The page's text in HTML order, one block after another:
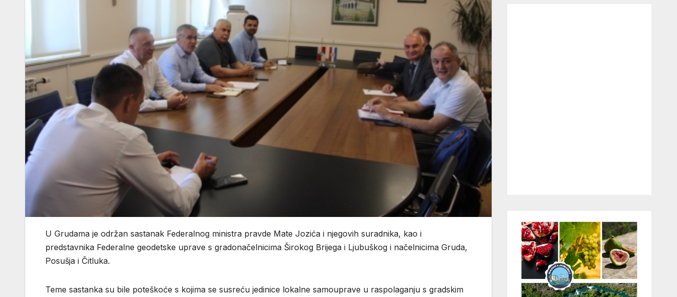
U Grudama je održan sastanak Federalnog ministra pravde Mate Jozića i njegovih suradnika, kao i
predstavnika Federalne geodetske uprave s gradonačelnicima Širokog Brijega i Ljubuškog i načelnicima Gruda,
Posušja i Čitluka.
Teme sastanka su bile poteškoće s kojima se susreću jedinice lokalne samouprave u raspolaganju s gradskim